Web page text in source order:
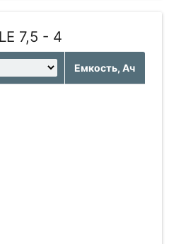
системы.
7,5 - 4
Емкость, Ач